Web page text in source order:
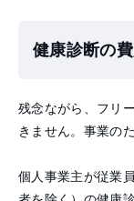
健康診断の
残念ながら、フリ
きません。事業の
個人事業主が従業